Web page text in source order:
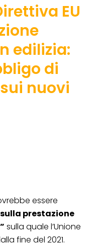
EU
edilizia:
di
nuovi
essere
prestazione
sulla quale l’Unione
fine del 2021.